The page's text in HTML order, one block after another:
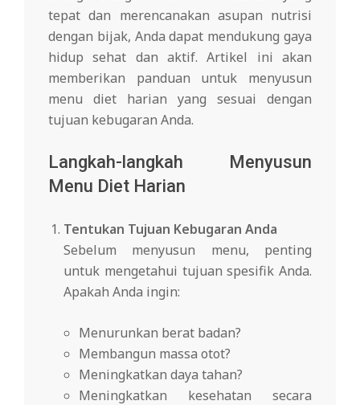
tepat dan merencanakan asupan nutrisi
dengan bijak, Anda dapat mendukung gaya
hidup sehat dan aktif. Artikel ini akan
memberikan panduan untuk menyusun
menu diet harian yang sesuai dengan
tujuan kebugaran Anda.
Langkah-langkah Menyusun
Menu Diet Harian
Tentukan Tujuan Kebugaran Anda
Sebelum menyusun menu, penting
untuk mengetahui tujuan spesifik Anda.
Apakah Anda ingin:
Menurunkan berat badan?
Membangun massa otot?
Meningkatkan daya tahan?
Meningkatkan kesehatan secara